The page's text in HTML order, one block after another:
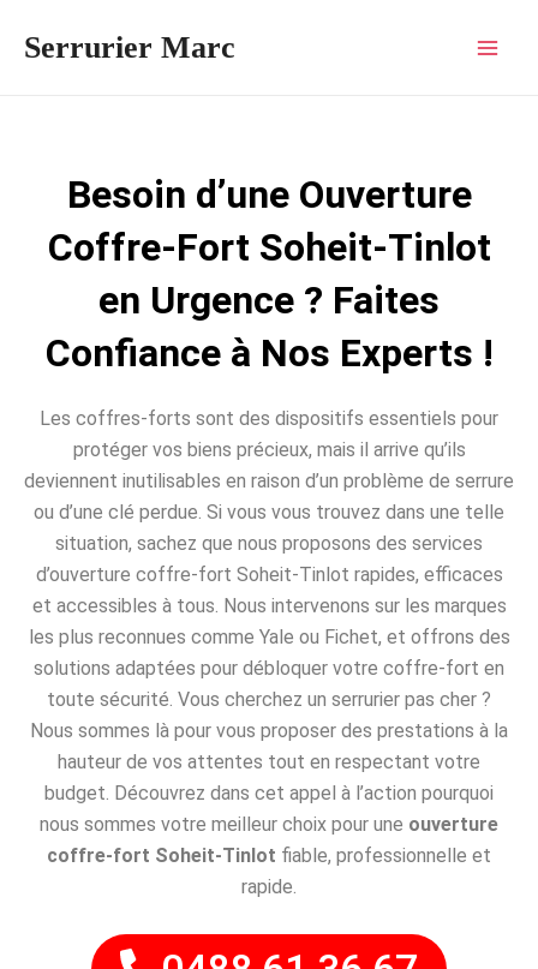
Serrurier Marc
Besoin d’une Ouverture
Coffre-Fort Soheit-Tinlot
en Urgence ? Faites
Confiance à Nos Experts !
Les coffres-forts sont des dispositifs essentiels pour
protéger vos biens précieux, mais il arrive qu’ils
deviennent inutilisables en raison d’un problème de serrure
ou d’une clé perdue. Si vous vous trouvez dans une telle
situation, sachez que nous proposons des services
d’ouverture coffre-fort Soheit-Tinlot rapides, efficaces
et accessibles à tous. Nous intervenons sur les marques
les plus reconnues comme Yale ou Fichet, et offrons des
solutions adaptées pour débloquer votre coffre-fort en
toute sécurité. Vous cherchez un serrurier pas cher ?
Nous sommes là pour vous proposer des prestations à la
hauteur de vos attentes tout en respectant votre
budget. Découvrez dans cet appel à l’action pourquoi
nous sommes votre meilleur choix pour une ouverture
coffre-fort Soheit-Tinlot fiable, professionnelle et
rapide.